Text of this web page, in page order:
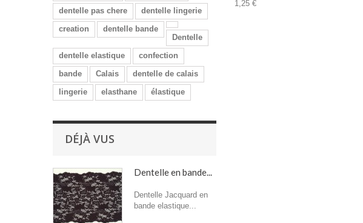
dentelle pas chere
dentelle lingerie
creation
dentelle bande
Dentelle
dentelle elastique
confection
bande
Calais
dentelle de calais
lingerie
elasthane élastique
DÉJÀ VUS
Dentelle en bande...
Dentelle Jacquard en
bande elastique...
1,25 €